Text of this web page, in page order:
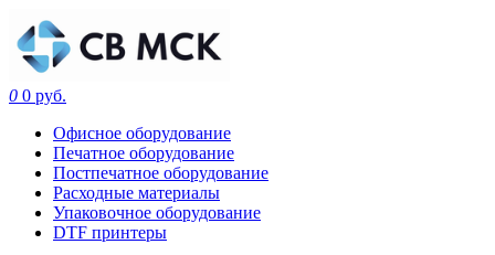
0 0 руб.
Офисное оборудование
Печатное оборудование
Постпечатное оборудование
Расходные материалы
Упаковочное оборудование
DTF принтеры